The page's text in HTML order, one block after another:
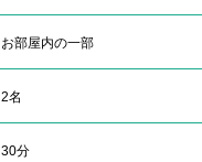
お部屋内の一部
2名
30分